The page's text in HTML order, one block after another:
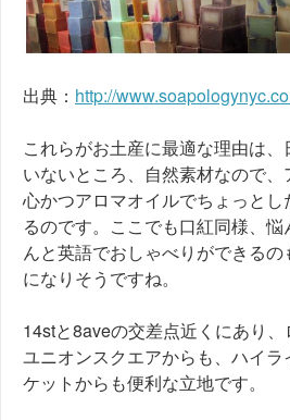
出典： http://
これらがお土産に最適な理由は
いないところ、自然素材なので
心かつアロマオイルでちょっとし
るのです。ここでも口紅同様、
んと英語でおしゃべりができるの
になりそうですね。
14stと8aveの交差点近くにあり
ユニオンスクエアからも、ハイ
ケットからも便利な立地です。